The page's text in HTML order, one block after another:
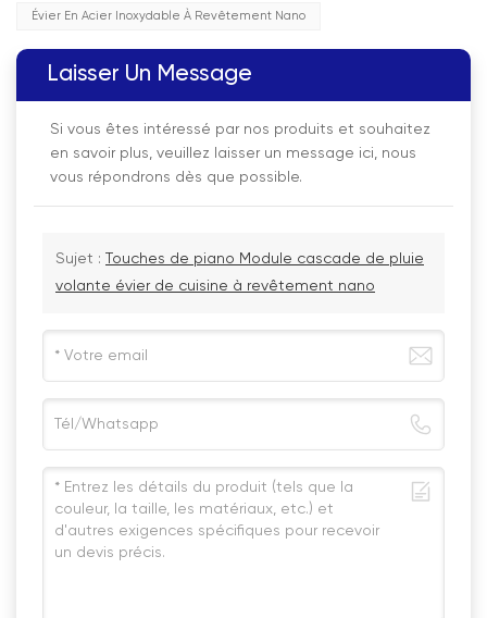
Évier En Acier Inoxydable À Revêtement Nano
Laisser Un Message
Si vous êtes intéressé par nos produits et souhaitez
en savoir plus, veuillez laisser un message ici, nous
vous répondrons dès que possible.
Sujet :
Touches de piano Module cascade de pluie
volante évier de cuisine à revêtement nano